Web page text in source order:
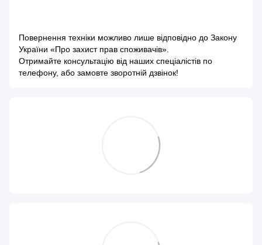
Повернення техніки можливо лише відповідно до Закону
України «Про захист прав споживачів»
Отримайте консультацію від наших спеціалістів по
телефону, або замовте зворотній дзвінок!